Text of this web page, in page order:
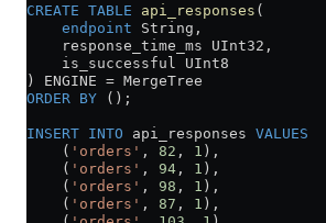
CREATE TABLE api_responses (
    endpoint
String,
    response_time_ms UInt32,
    is_successful UInt8
) ENGINE = MergeTree
ORDER BY ();
INSERT INTO api_responses VALUES
    (
'orders' , 82 , 1 ),
    (
'orders' , 94 , 1 ),
    (
'orders' , 98 , 1 ),
    (
'orders' , 87 , 1 ),